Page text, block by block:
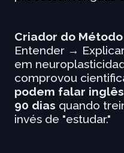
Criador do Método
Entender →
em
comprovou
podem falar
90 dias quando
invés de "estudar."